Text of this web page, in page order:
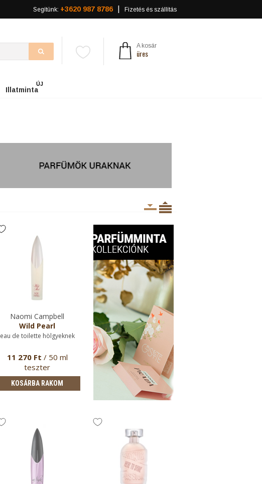
Segítünk: +3620 987 8786 Fizetés és szállítás
A kosár
üres
Illatminta
ÚJ
Naomi Campbell
Wild Pearl
eau de toilette hölgyeknek
11 270 Ft / 50 ml
teszter
KOSÁRBA RAKOM